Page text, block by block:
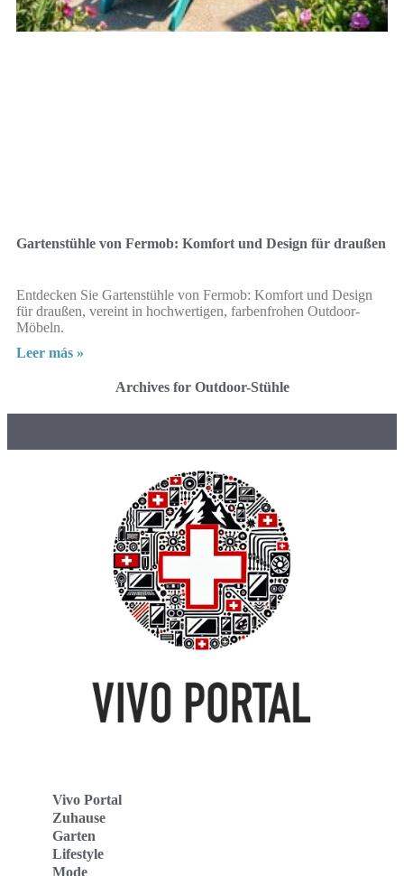
Gartenstühle von Fermob: Komfort und Design für draußen
Entdecken Sie Gartenstühle von Fermob: Komfort und Design
für draußen, vereint in hochwertigen, farbenfrohen Outdoor-
Möbeln.
Leer más »
Archives for Outdoor-Stühle
Vivo Portal
Zuhause
Garten
Lifestyle
Mode